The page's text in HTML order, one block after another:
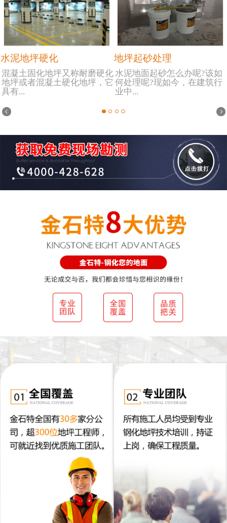
水泥地坪硬化
混凝土固化地坪又称耐磨硬化
地坪或者混凝土硬化地坪，它
具有...
地坪起砂处理
水泥地面起砂怎么办呢?该如
何处理呢?现如今，在建筑行
业中...